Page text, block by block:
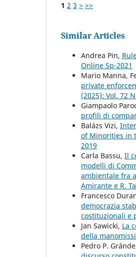
1 2 3 > >>
Similar Articles
Andrea Pin,
Online Sp-2021
Mario Manna,
private
(2025): Vol. 72
Giampaolo
profili di
Balázs Vizi,
of Minorities in
2019
Carla Bassu, Il
modelli di
ambientale fra
Amirante e R.
Francesco
democrazia
costituzionali e
Jan Sawicki, La
della
Pedro P.